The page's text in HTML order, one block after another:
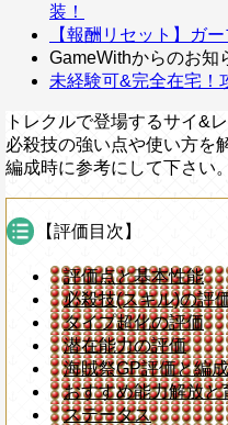
装！
【報酬リセット】ガ
GameWithからのお知
未経験可&完全在宅！
トレクルで登場するサイ&
必殺技の強い点や使い方を
編成時に参考にして下さい。
【評価目次】
評価点と基本性能
必殺技(スキル)の評
タイプ超化の評価
潜在能力の評価
海賊祭GP評価と編成
おすすめ能力解放と
ステータス